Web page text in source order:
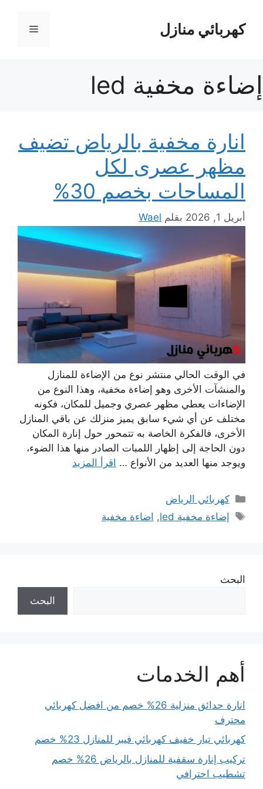
المحتوىكهربائي منازل القائمة
إضاءة مخفية led
انارة مخفية بالرياض تضيف
مظهر عصرى لكل
المساحات بخصم 30%
أبريل 1, 2026 بقلم Wael
في الوقت الحالي منتشر نوع من الإضاءة للمنازل
والمنشآت الأخرى وهو إضاءة مخفية، وهذا النوع من
الإضاءات يعطي مظهر عصري وجميل للمكان، فكونه
مختلف عن أي شيء سابق يميز منزلك عن باقي المنازل
الأخرى، فالفكرة الخاصة به تتمحور حول إنارة المكان
دون الحاجة إلى إظهار اللمبات الصادر منها هذا الضوء،
ويوجد منها العديد من الأنواع … اقرأ المزيد
التصنيفات
كهربائي الرياض
الوسوم
إضاءة مخفية led , اضاءة مخفية
البحث
البحث
أهم الخدمات
انارة حدائق منزلية 26% خصم من افضل كهربائي
محترف
كهربائي تيار خفيف كهربائي فيبر للمنازل 23% خصم
تركيب إنارة سقفية للمنازل بالرياض 26% خصم
تشطيب احترافي